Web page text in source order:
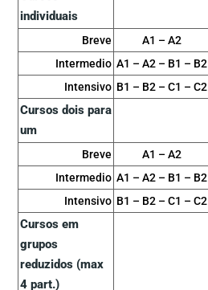
individuais
Breve A1 – A2
Intermedio A1 – A2 – B1 – B2
Intensivo B1 – B2 – C1 – C2
Cursos dois para
um
Breve A1 – A2
Intermedio A1 – A2 – B1 – B2
Intensivo B1 – B2 – C1 – C2
Cursos em
grupos
reduzidos (max
4 part.)